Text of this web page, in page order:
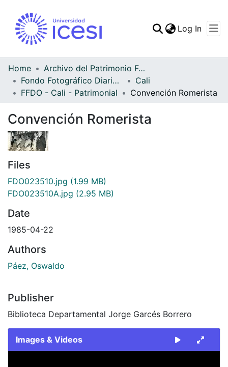
Statistics
Log In
Home
Archivo del Patrimonio Fotográfico y Fílmico del Valle del Cauca
Fondo Fotográfico Diario Occidente
Cali
FFDO - Cali - Patrimonial
Convención Romerista
Convención Romerista
Files
FDO023510.jpg (1.99 MB)
FDO023510A.jpg (2.95 MB)
Date
1985-04-22
Authors
Páez, Oswaldo
Publisher
Biblioteca Departamental Jorge Garcés Borrero
Images & Videos